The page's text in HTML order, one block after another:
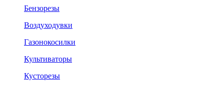
Бензорезы
Воздуходувки
Газонокосилки
Культиваторы
Кусторезы